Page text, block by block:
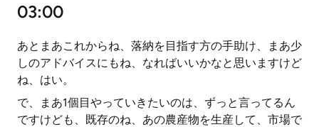
03:00
あとまあこれからね、落納を目指す方の手助け、まあ少
しのアドバイスにもね、なればいいかなと思いますけど
ね、はい。
で、まあ1個目やっていきたいのは、ずっと言ってるん
ですけども、既存のね、あの農産物を生産して、市場で